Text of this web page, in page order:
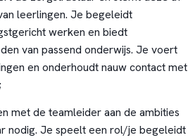
leerlingen. Je begeleidt
werken en biedt
van passend onderwijs. Je voert
en onderhoudt nauw contact met
met de teamleider aan de ambities
nodig. Je speelt een rol/je begeleidt